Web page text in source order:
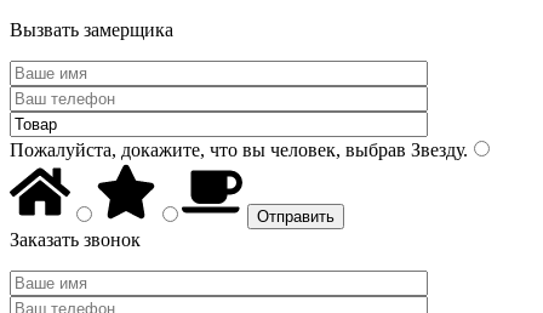
Вызвать замерщика
Пожалуйста, докажите, что вы человек, выбрав Звезду.
Заказать звонок